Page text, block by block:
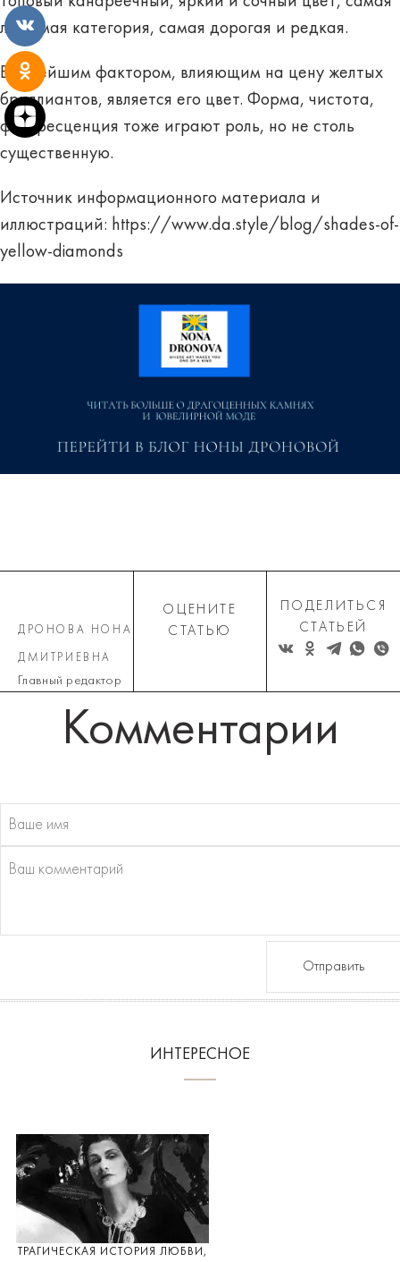
любимая категория, самая дорогая и редкая.
Важнейшим фактором, влияющим на цену желтых
бриллиантов, является его цвет. Форма, чистота,
флуоресценция тоже играют роль, но не столь
существенную.
Источник информационного материала и
иллюстраций: https://www.da.style/blog/shades-of-
yellow-diamonds
ДРОНОВА НОНА
ДМИТРИЕВНА
Главный редактор
ОЦЕНИТЕ
СТАТЬЮ
ПОДЕЛИТЬСЯ
СТАТЬЕЙ
Комментарии
Отправить
ИНТЕРЕСНОЕ
ТРАГИЧЕСКАЯ ИСТОРИЯ ЛЮБВИ,